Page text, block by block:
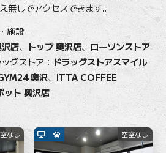
無しでアクセスできます。
施設
店、トップ 奥沢店、 ローソンストア
グストア： ドラッグストアスマイル
奥沢、 ITTA COFFEE
ット 奥沢店
なし 空室なし